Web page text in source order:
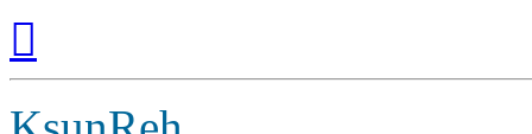
началу